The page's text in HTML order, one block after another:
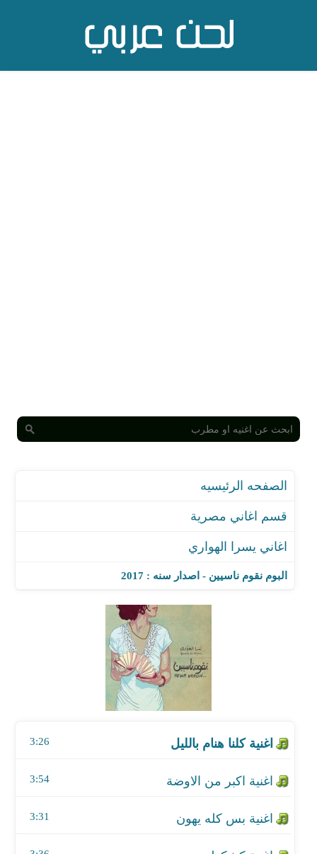
قسم اغاني مصرية
البوم نقوم ناسيين - اصدار سنه : 2017
اغنية كلنا هنام بالليل
3:26
اغنية اكبر من الاوضة
3:54
اغنية بس كله يهون
3:31
اغنية كشكولي
اغنية لا تسمع كلامي
اغنية مافيش قمر